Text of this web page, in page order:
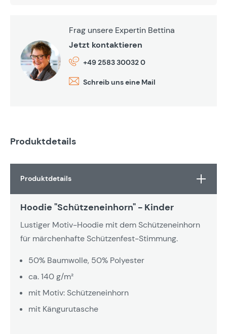
Frag unsere Expertin Bettina
Jetzt kontaktieren
+49 2583 30032 0
Schreib uns eine Mail
Produktdetails
Produktdetails
Hoodie "Schützeneinhorn" - Kinder
Lustiger Motiv-Hoodie mit dem Schützeneinhorn
für märchenhafte Schützenfest-Stimmung.
50% Baumwolle, 50% Polyester
ca. 140 g/m²
mit Motiv: Schützeneinhorn
mit Kängurutasche